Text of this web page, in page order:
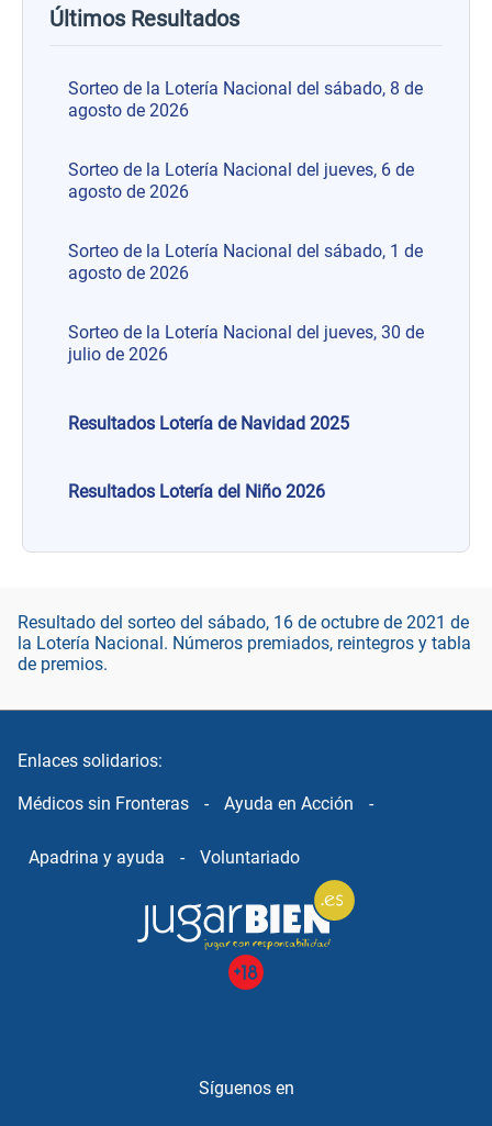
Resultado del sorteo del sábado, 16 de octubre de 2021 de
la Lotería Nacional. Números premiados, reintegros y tabla
de premios.
Últimos Resultados
Sorteo de la Lotería Nacional del sábado, 8 de
agosto de 2026
Sorteo de la Lotería Nacional del jueves, 6 de
agosto de 2026
Sorteo de la Lotería Nacional del sábado, 1 de
agosto de 2026
Sorteo de la Lotería Nacional del jueves, 30 de
julio de 2026
Resultados Lotería de Navidad 2025
Resultados Lotería del Niño 2026
Enlaces solidarios:
Médicos sin Fronteras - Ayuda en Acción -
Apadrina y ayuda - Voluntariado